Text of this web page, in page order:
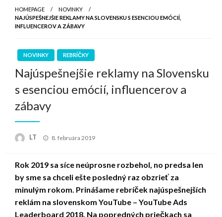
HOMEPAGE
NOVINKY
NAJÚSPEŠNEJŠIE REKLAMY NA SLOVENSKU S ESENCIOU EMÓCIÍ,
INFLUENCEROV A ZÁBAVY
NOVINKY REBRÍČKY
Najúspešnejšie reklamy na Slovensku
s esenciou emócií, influencerov a
zábavy
LT
Posted
8. februára 2019
Rok 2019 sa síce neúprosne rozbehol, no predsa len
by sme sa chceli ešte posledný raz obzrieť za
minulým rokom. Prinášame rebríček najúspešnejších
reklám na slovenskom YouTube – YouTube Ads
Leaderboard 2018. Na popredných priečkach sa